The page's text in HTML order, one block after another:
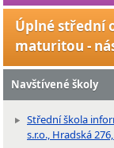
Úplné střední
maturitou -
Navštívené školy
Střední škola
s.r.o., Hradská